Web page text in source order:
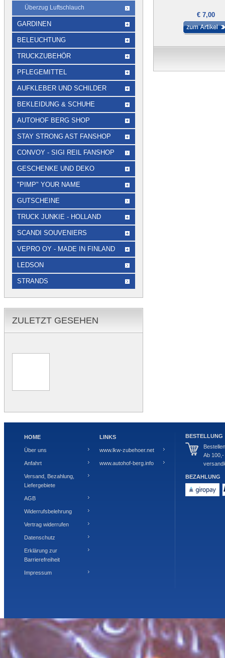
€ 7,00
Überzug Luftschlauch
GARDINEN
BELEUCHTUNG
TRUCKZUBEHÖR
PFLEGEMITTEL
AUFKLEBER UND SCHILDER
BEKLEIDUNG & SCHUHE
AUTOHOF BERG SHOP
STAY STRONG AST FANSHOP
CONVOY - SIGI REIL FANSHOP
GESCHENKE UND DEKO
"PIMP" YOUR NAME
GUTSCHEINE
TRUCK JUNKIE - HOLLAND
SCANDI SOUVENIERS
VEPRO OY - MADE IN FINLAND
LEDSON
STRANDS
ZULETZT GESEHEN
HOME
Über uns
Anfahrt
Versand, Bezahlung,
Liefergebiete
AGB
Widerrufsbelehrung
Vertrag widerrufen
Datenschutz
Erklärung zur
Barrierefreiheit
Impressum
LINKS
www.lkw-zubehoer.net
www.autohof-berg.info
BESTELLUNG
Ab
BEZAHLUNG